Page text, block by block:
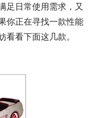
足日常使用需求，又
你正在寻找一款性能
看下面这几款。